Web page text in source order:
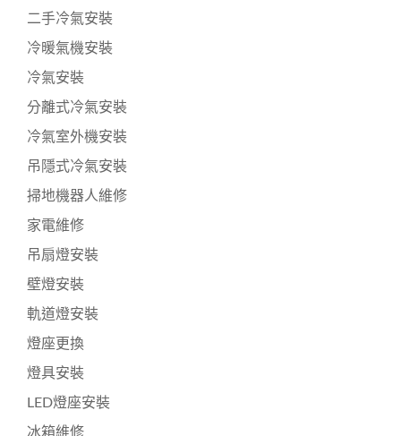
二手冷氣安裝
冷暖氣機安裝
冷氣安裝
分離式冷氣安裝
冷氣室外機安裝
吊隱式冷氣安裝
掃地機器人維修
家電維修
吊扇燈安裝
壁燈安裝
軌道燈安裝
燈座更換
燈具安裝
LED燈座安裝
冰箱維修